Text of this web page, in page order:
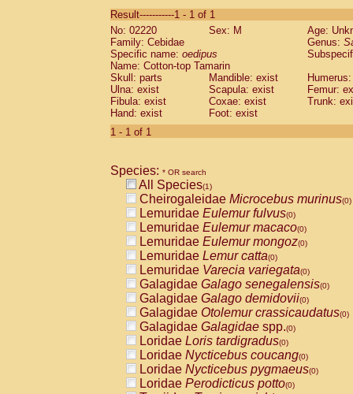
CebidaeSaguinus labiatus(0)
Cebidae Saguinus leucopus (0)
Cebidae
CebidaeSaguinus mystax
Cebidae Saguinus nigricollis (0)
Cebidae Saguinus oedipus
Cebidae Saguinus weddelli
Cebidae Saguinusspp.
Cebidae
CebidaeCebus capucinus
CebidaeCebus nigrivittatus
CebidaeCebus spp.(0)
CebidaeSaimiri boliviensis(0)
CebidaeSaimiri sciureus(0)
AtelidaeAlouatta caraya(0)
AtelidaeAlouatta fusca(0)
AtelidaeAlouatta seniculus(0)
AtelidaeAlouattaspp.(0)
AtelidaeAteles belzebuth(0)
AtelidaeAteles geoffroyi(0)
AtelidaeAteles paniscus(0)
AtelidaeAtelesspp.(0)
AtelidaeLagothrix lagothricha(0)
AtelidaeLagothrix lagothricha cana
PitheciidaeCacajao calvus
Result-----------1 - 1 of 1
No: 02220
Sex: M
Age:
Family: Cebidae
Genus:
Specific name: oedipus
Name: Cotton-top Tamarin
Skull: parts
Mandible: exist
Ulna: exist
Scapula: exist
Femur:
Fibula: exist
Coxae: exist
Trunk:
Hand: exist
Foot: exist
1 - 1 of 1
Species: * OR search
All Species(1)
Cheirogaleidae Microcebus murinus(0)
Lemuridae Eulemur fulvus(0)
Lemuridae Eulemur macaco(0)
Lemuridae Eulemur mongoz(0)
Lemuridae Lemur catta(0)
Lemuridae Varecia variegata(0)
Galagidae Galago senegalensis(0)
Galagidae Galago demidovii(0)
Galagidae Otolemur crassicaudatus(0)
Galagidae Galagidae spp.(0)
Loridae Loris tardigradus(0)
Loridae Nycticebus coucang(0)
Loridae Nycticebus pygmaeus(0)
Loridae Perodicticus potto(0)